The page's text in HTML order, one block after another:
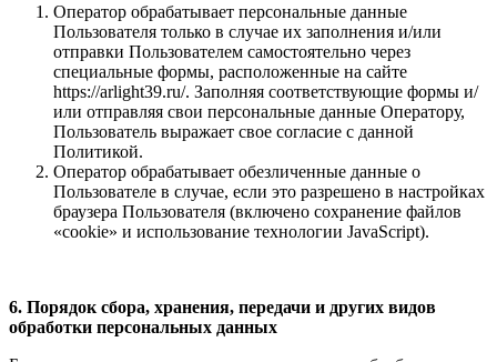
Оператор обрабатывает персональные данные
Пользователя только в случае их заполнения и/или
отправки Пользователем самостоятельно через
специальные формы, расположенные на сайте
https://arlight39.ru/. Заполняя соответствующие формы и/
или отправляя свои персональные данные Оператору,
Пользователь выражает свое согласие с данной
Политикой.
Оператор обрабатывает обезличенные данные о
Пользователе в случае, если это разрешено в настройках
браузера Пользователя (включено сохранение файлов
«cookie» и использование технологии JavaScript).
6. Порядок сбора, хранения, передачи и других видов
обработки персональных данных